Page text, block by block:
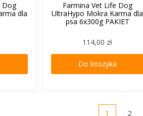
Dog
dla
Farmina Vet Life Dog
UltraHypo Mokra Karma dla
psa 6x300g PAKIET
114,00 zł
Do koszyka
1 2